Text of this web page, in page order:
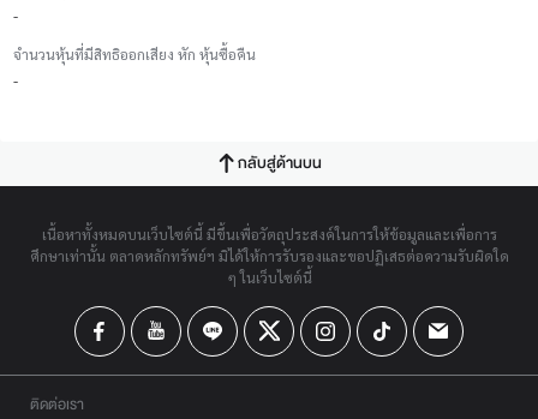
-
จำนวนหุ้นที่มีสิทธิออกเสียง หัก หุ้นซื้อคืน
-
กลับสู่ด้านบน
เนื้อหาทั้งหมดบนเว็บไซต์นี้ มีขึ้นเพื่อวัตถุประสงค์ในการให้ข้อมูลและเพื่อการ
ศึกษาเท่านั้น ตลาดหลักทรัพย์ฯ มิได้ให้การรับรองและขอปฏิเสธต่อความรับผิดใด
ๆ ในเว็บไซต์นี้
ติดต่อเรา